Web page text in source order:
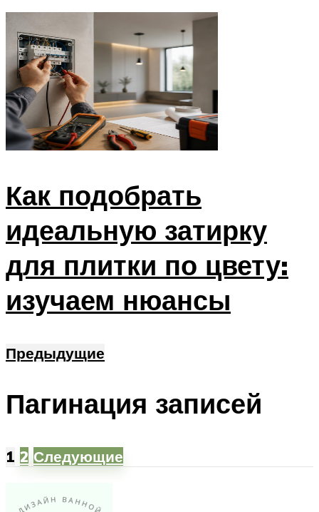
Как подобрать
идеальную затирку
для плитки по цвету:
изучаем нюансы
Предыдущие
Пагинация записей
1 2 Следующие